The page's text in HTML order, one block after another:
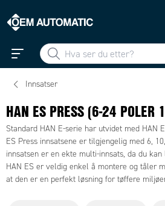
Innsatser
HAN ES PRESS (6-24 POLER
Standard HAN E-serie har utvidet med HAN
ES Press innsatsene er tilgjengelig med 6,
innsatsen er en ekte multi-innsats, da du
HAN ES er veldig enkel å montere og tåler
at den er en perfekt løsning for tøffere